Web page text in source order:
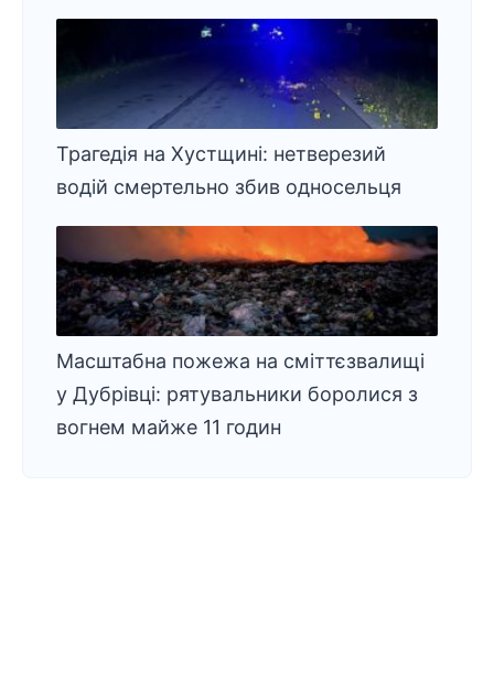
Трагедія на Хустщині: нетверезий
водій смертельно збив односельця
Масштабна пожежа на сміттєзвалищі
у Дубрівці: рятувальники боролися з
вогнем майже 11 годин